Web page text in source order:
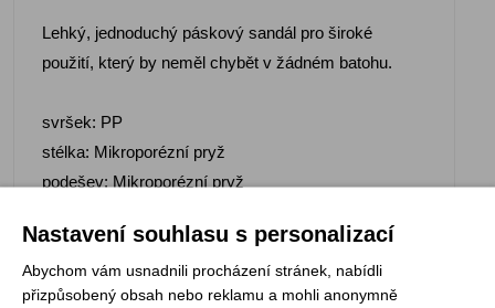
Lehký, jednoduchý páskový sandál pro široké
použití, který by neměl chybět v žádném batohu.
svršek: PP
stélka: Mikroporézní pryž
podešev: Mikroporézní pryž
Nastavení souhlasu s personalizací
Abychom vám usnadnili procházení stránek, nabídli
přizpůsobený obsah nebo reklamu a mohli anonymně